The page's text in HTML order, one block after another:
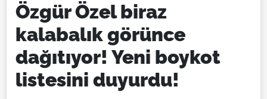
Özgür Özel biraz
kalabalık görünce
dağıtıyor! Yeni boykot
listesini duyurdu!